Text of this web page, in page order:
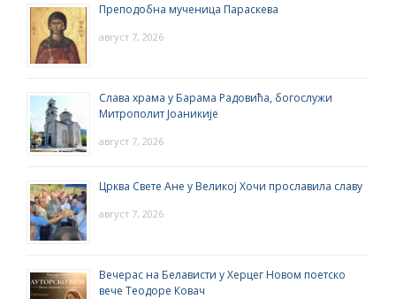
Преподобна мученица Параскева
август 7, 2026
Слава храма у Барама Радовића, богослужи
Митрополит Јоаникије
август 7, 2026
Црква Свете Ане у Великој Хочи прославила славу
август 7, 2026
Вечерас на Белависти у Херцег Новом поетско
вече Теодоре Ковач